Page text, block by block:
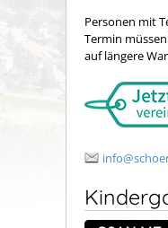
Personen mit
Termin
auf längere